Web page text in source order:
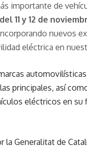
importante de
11 y 12 de
nuevos
eléctrica en
principales, así
eléctricos en su
la Generalitat de